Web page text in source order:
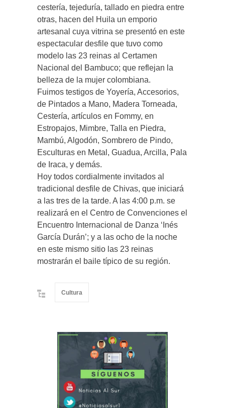
cestería, tejeduría, tallado en piedra entre
otras, hacen del Huila un emporio
artesanal cuya vitrina se presentó en este
espectacular desfile que tuvo como
modelo las 23 reinas al Certamen
Nacional del Bambuco; que reflejan la
belleza de la mujer colombiana.
Fuimos testigos de Yoyería, Accesorios,
de Pintados a Mano, Madera Torneada,
Cestería, artículos en Fommy, en
Estropajos, Mimbre, Talla en Piedra,
Mambú, Algodón, Sombrero de Pindo,
Esculturas en Metal, Guadua, Arcilla, Pala
de Iraca, y demás.
Hoy todos cordialmente invitados al
tradicional desfile de Chivas, que iniciará
a las tres de la tarde. A las 4:00 p.m. se
realizará en el Centro de Convenciones el
Encuentro Internacional de Danza ‘Inés
García Durán’; y a las ocho de la noche
en este mismo sitio las 23 reinas
mostrarán el baile típico de su región.
Cultura